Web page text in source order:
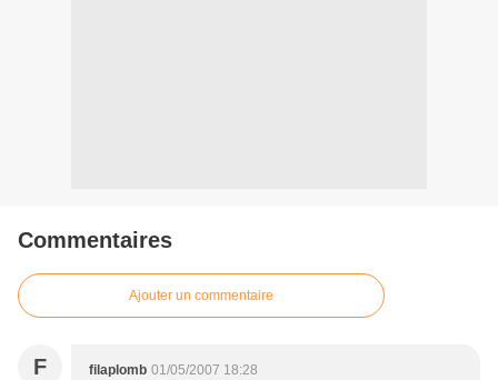
Commentaires
Ajouter un commentaire
F filaplomb 01/05/2007 18:28